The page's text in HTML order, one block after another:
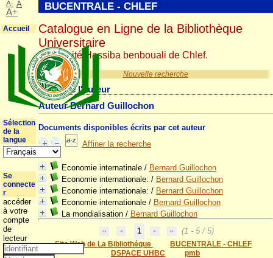
Nouvelle recherche
Détail de l'auteur
Auteur Bernard Guillochon
Documents disponibles écrits par cet auteur
Affiner la recherche
Economie internatinale/ Bernard Guillochon
Economie internationale: / Bernard Guillochon
Economie internationale: / Bernard Guillochon
Economie internationale/ Bernard Guillochon
La mondialisation/ Bernard Guillochon
1
(1 - 5 / 5)
Site Web de La Bibliothéque
BUCENTRALE - CHLEF
DSPACE UHBC
pmb
BUCENTRALE - CHLEF
Catalogue en Ligne de la Bibliothèque
Universitaire
Université Hassiba benbouali de Chlef.
A- A
A+
Accueil
Sélection
de la
langue
Se
connecte
r
accéder
à votre
compte
de
lecteur